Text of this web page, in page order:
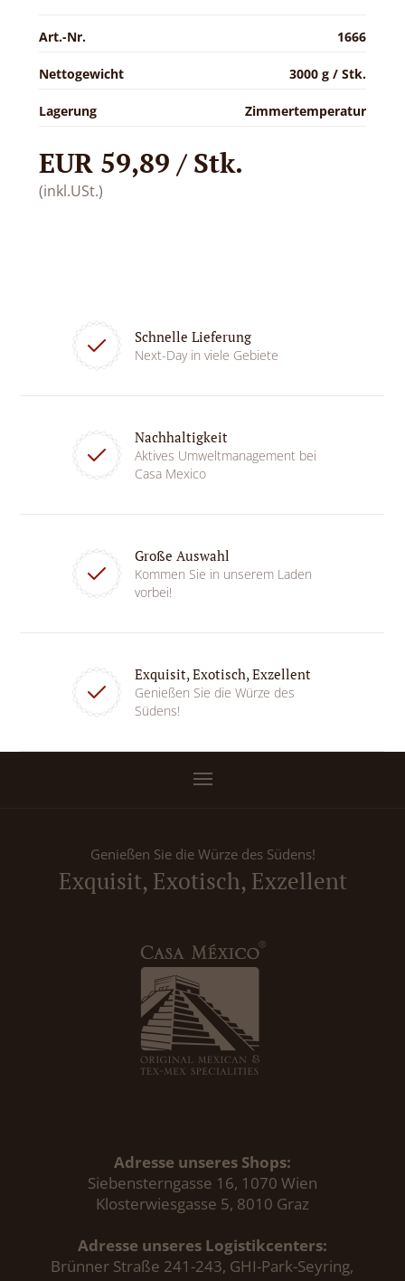
Art.-Nr. 1666
Nettogewicht 3000 g / Stk.
Lagerung Zimmertemperatur
EUR 59,89 / Stk.
(inkl.USt.)
Schnelle Lieferung
Next-Day in viele Gebiete
Nachhaltigkeit
Aktives Umweltmanagement bei
Casa Mexico
Große Auswahl
Kommen Sie in unserem Laden
vorbei!
Exquisit, Exotisch, Exzellent
Genießen Sie die Würze des
Südens!
Genießen Sie die Würze des Südens!
Exquisit, Exotisch, Exzellent
Adresse unseres Shops:
Siebensterngasse 16, 1070 Wien
Klosterwiesgasse 5, 8010 Graz
Adresse unseres Logistikcenters:
Brünner Straße 241-243, GHI-Park-Seyring,